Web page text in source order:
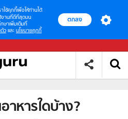
าใช้คุกกี้เพื่อให้ท่านได้
งานที่ดีที่สุดบน
กษาเพิ่มเติมที่
ว และ นโยบายคุกกี้
ตกลง
าหารใดบ้าง?